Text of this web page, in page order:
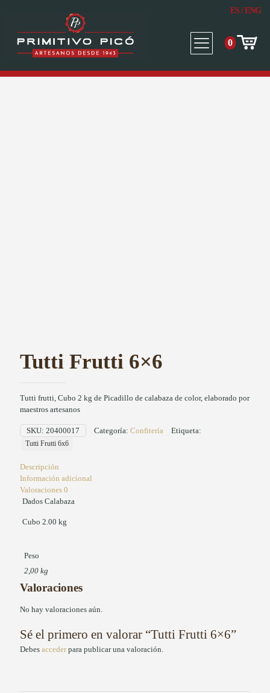
0
ES /ENG
Tutti Frutti 6×6
Tutti frutti, Cubo 2 kg de Picadillo de calabaza de color, elaborado por
maestros artesanos
SKU: 20400017 Categoría: Confitería Etiqueta:
Tutti Frutti 6x6
Descripción
Información adicional
Valoraciones 0
Dados Calabaza
Cubo 2.00 kg
Peso
2,00 kg
Valoraciones
No hay valoraciones aún.
Sé el primero en valorar “Tutti Frutti 6×6”
Debes accederpara publicar una valoración.